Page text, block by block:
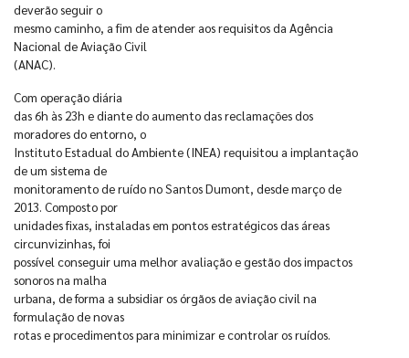
deverão seguir o
mesmo caminho, a fim de atender aos requisitos da Agência
Nacional de Aviação Civil
(ANAC).
Com operação diária
das 6h às 23h e diante do aumento das reclamações dos
moradores do entorno, o
Instituto Estadual do Ambiente (INEA) requisitou a implantação
de um sistema de
monitoramento de ruído no Santos Dumont, desde março de
2013. Composto por
unidades fixas, instaladas em pontos estratégicos das áreas
circunvizinhas, foi
possível conseguir uma melhor avaliação e gestão dos impactos
sonoros na malha
urbana, de forma a subsidiar os órgãos de aviação civil na
formulação de novas
rotas e procedimentos para minimizar e controlar os ruídos.